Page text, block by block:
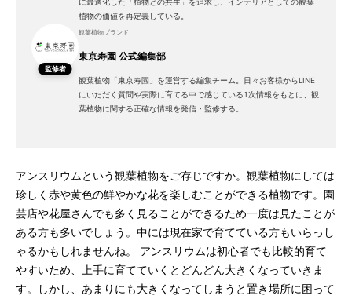
植物の価値を再定義している。
監修者
観葉植物ブランド
東京寿園 公式編集部
観葉植物「東京寿園」を運営する編集チーム。日々お客様からLINE
にいただく質問や実際に育てる中で感じている1次情報をもとに、観
葉植物に関する正確な情報を発信・監修する。
アンスリウムという観葉植物をご存じですか。観葉植物にしては
珍しく赤や黄色の鮮やかな花を楽しむことができる植物です。園
芸店や花屋さんでも多く見ることができるため一度は見たことが
ある方も多いでしょう。中には現在家で育てている方もいらっし
ゃるかもしれませんね。 アンスリウムは初心者でも比較的育て
やすいため、上手に育てていくとどんどん大きくなっていきま
す。しかし、あまりにも大きくなってしまうと置き場所に困って